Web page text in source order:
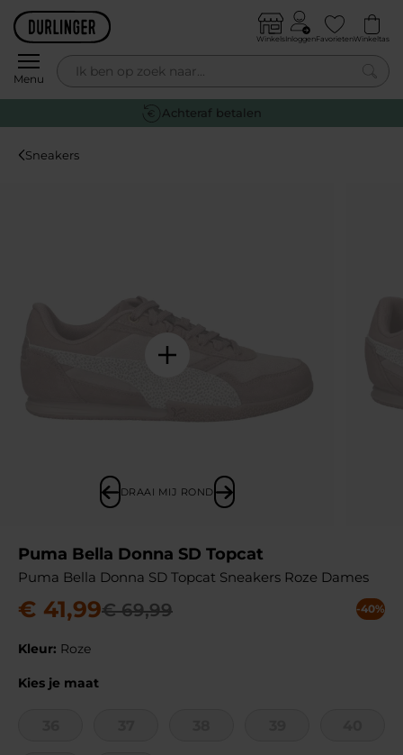
Skip to content
Menu
WinkelsInloggenFavorietenWinkeltas
0
Achteraf betalen
Sneakers
DRAAI MIJ ROND
Puma Bella Donna SD Topcat
Puma Bella Donna SD Topcat Sneakers Roze Dames
€ 41,99€ 69,99 -40%
Kleur: Roze
Kies je maat